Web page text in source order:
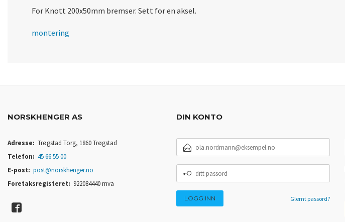
For Knott 200x50mm bremser. Sett for en aksel.
montering
NORSKHENGER AS
Adresse: Trøgstad Torg, 1860 Trøgstad
Telefon: 45 66 55 00
E-post: post@norskhenger.no
Foretaksregisteret: 922084440 mva
DIN KONTO
POSTADRESSE
PASSORD
Glemt passord?